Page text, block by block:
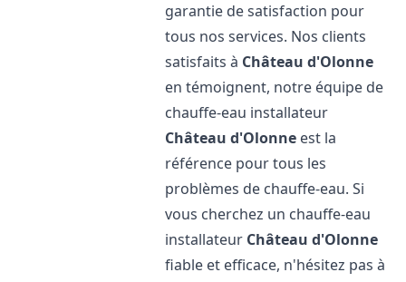
garantie de satisfaction pour
tous nos services. Nos clients
satisfaits à Château d'Olonne
en témoignent, notre équipe de
chauffe-eau installateur
Château d'Olonne est la
référence pour tous les
problèmes de chauffe-eau. Si
vous cherchez un chauffe-eau
installateur Château d'Olonne
fiable et efficace, n'hésitez pas à